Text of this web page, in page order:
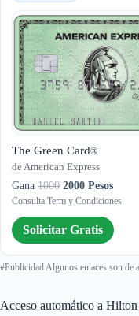
The Green Card®
de American Express
Gana 1000 2000 Pesos
Consulta Term y Condiciones
Solicitar Gratis
#Publicidad Algunos enlaces son de
Acceso automático a